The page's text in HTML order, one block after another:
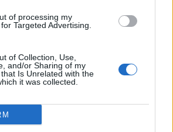
of processing my
Targeted Advertising.
of Collection, Use,
and/or Sharing of my
Is Unrelated with the
it was collected.
kelle zzel kapcsolatban tenni. Régen
de az elmúlt évben már semmi
a BP oldaláról. Tudom, hogy ti se
hogy szerintem ez meg az, mi
infót... Szóval nem titeket akarlak
írnom magamból